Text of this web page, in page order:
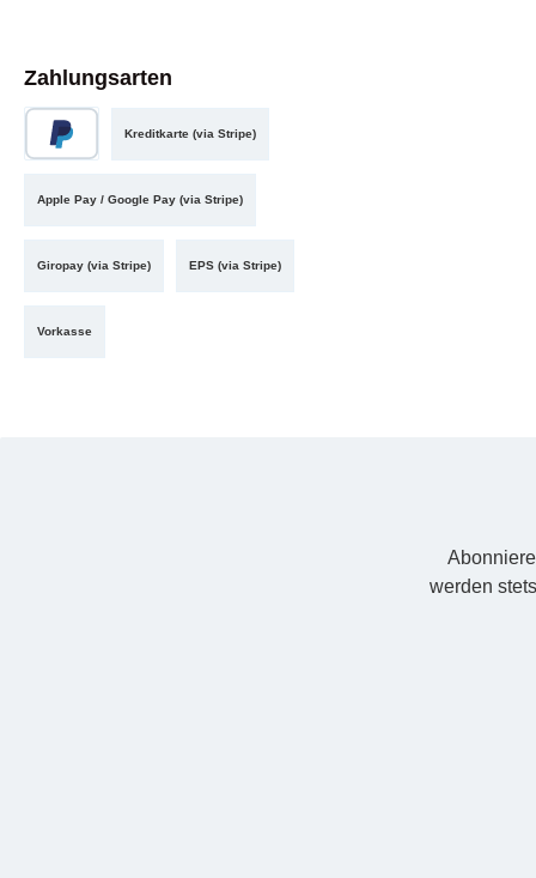
Zahlungsarten
Kreditkarte (via Stripe)
Apple Pay / Google Pay (via Stripe)
Giropay (via Stripe) EPS (via Stripe)
Vorkasse
werden